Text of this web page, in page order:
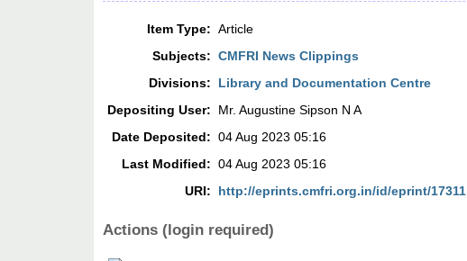
Item Type: Article
Subjects: CMFRI News Clippings
Divisions:
Library and Documentation Centre
Depositing User:
Mr. Augustine Sipson N A
Date Deposited: 04 Aug 2023 05:16
Last Modified: 04 Aug 2023 05:16
URI:
http://eprints.cmfri.org.in/id/eprint/17311
Actions (login required)